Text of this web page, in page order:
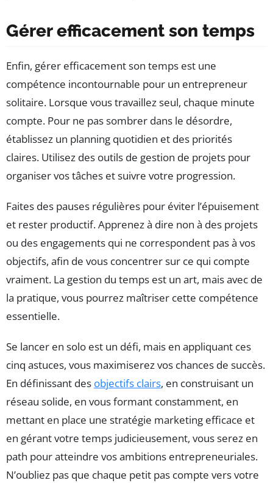
Gérer efficacement son temps
Enfin, gérer efficacement son temps est une
compétence incontournable pour un entrepreneur
solitaire. Lorsque vous travaillez seul, chaque minute
compte. Pour ne pas sombrer dans le désordre,
établissez un planning quotidien et des priorités
claires. Utilisez des outils de gestion de projets pour
organiser vos tâches et suivre votre progression.
Faites des pauses régulières pour éviter l’épuisement
et rester productif. Apprenez à dire non à des projets
ou des engagements qui ne correspondent pas à vos
objectifs, afin de vous concentrer sur ce qui compte
vraiment. La gestion du temps est un art, mais avec de
la pratique, vous pourrez maîtriser cette compétence
essentielle.
Se lancer en solo est un défi, mais en appliquant ces
cinq astuces, vous maximiserez vos chances de succès.
En définissant des objectifs clairs, en construisant un
réseau solide, en vous formant constamment, en
mettant en place une stratégie marketing efficace et
en gérant votre temps judicieusement, vous serez en
path pour atteindre vos ambitions entrepreneuriales.
N’oubliez pas que chaque petit pas compte vers votre